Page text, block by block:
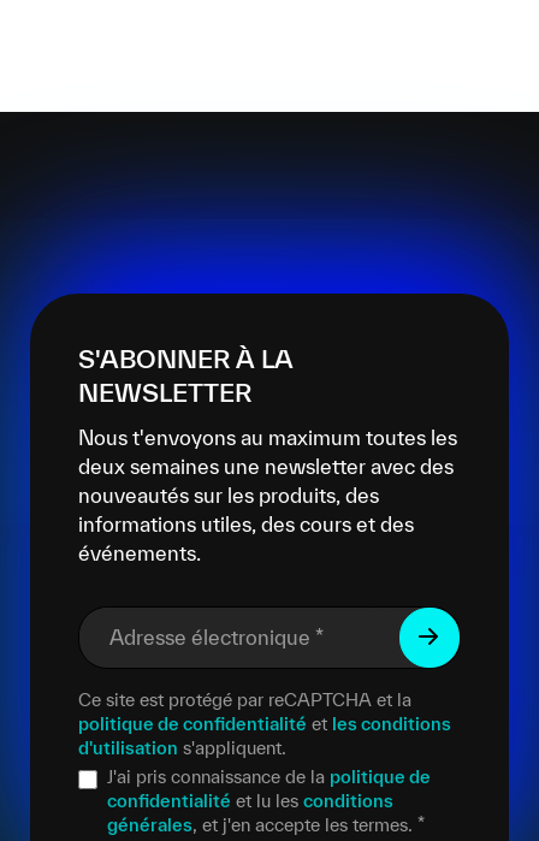
S'ABONNER À LA
NEWSLETTER
Nous t'envoyons au maximum toutes les
deux semaines une newsletter avec des
nouveautés sur les produits, des
informations utiles, des cours et des
événements.
Adresse électronique *
Ce site est protégé par reCAPTCHA et la
politique de confidentialité et les conditions
d'utilisation s'appliquent.
J'ai pris connaissance de la politique de
confidentialité et lu les conditions
générales, et j'en accepte les termes. *